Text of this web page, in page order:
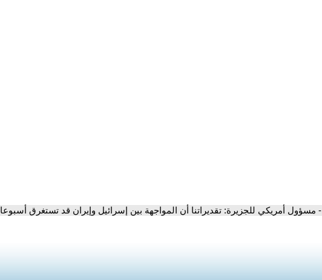
- مسؤول أمريكي للجزيرة: تقديراتنا أن المواجهة بين إسرائيل وإيران قد تستغرق أسبوعا